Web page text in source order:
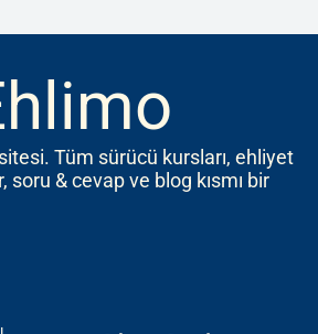
Tüm sürücü kursları, ehliyet
soru & cevap ve blog kısmı bir